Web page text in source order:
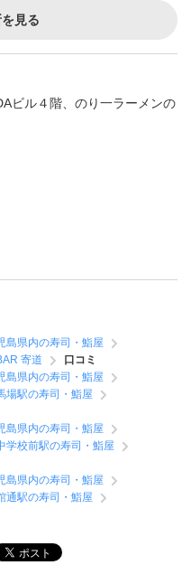
見る
ビル４階、のり一ラーメンの
島県内の寿司・鮨屋
寄道
口コミ
島県内の寿司・鮨屋
場駅の寿司・鮨屋
島県内の寿司・鮨屋
学校前駅の寿司・鮨屋
島県内の寿司・鮨屋
通駅の寿司・鮨屋